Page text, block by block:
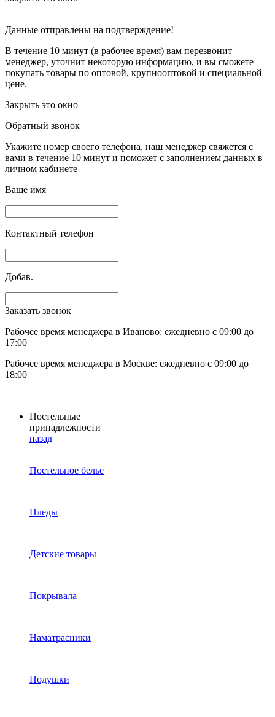
Данные отправлены на подтверждение!
В течение 10 минут (в рабочее время) вам перезвонит
менеджер, уточнит некоторую информацию, и вы сможете
покупать товары по оптовой, крупнооптовой и специальной
цене.
Закрыть это окно
Обратный звонок
Укажите номер своего телефона, наш менеджер свяжется с
вами в течение 10 минут и поможет с заполнением данных в
личном кабинете
Ваше имя
Контактный телефон
Добав.
Заказать звонок
Рабочее время менеджера в Иваново: ежедневно с 09:00 до
17:00
Рабочее время менеджера в Москве: ежедневно с 09:00 до
18:00
Постельные
принадлежности
назад
Постельное белье
Пледы
Детские товары
Покрывала
Наматрасники
Подушки